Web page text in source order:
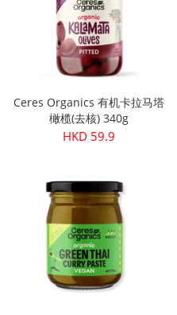
Ceres Organics 有机卡拉马塔
橄榄(去核) 340g
HKD 59.9